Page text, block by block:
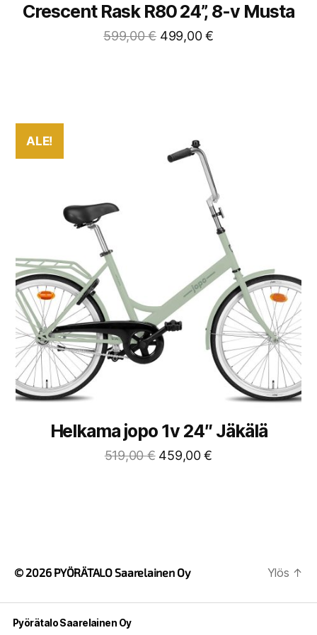
Crescent Rask R80 24”, 8-v Musta
599,00€ 499,00€
ALE!
Helkama jopo 1v 24″ Jäkälä
519,00€ 459,00€
© 2026 PYÖRÄTALO Saarelainen Oy Ylös ↑
Pyörätalo Saarelainen Oy